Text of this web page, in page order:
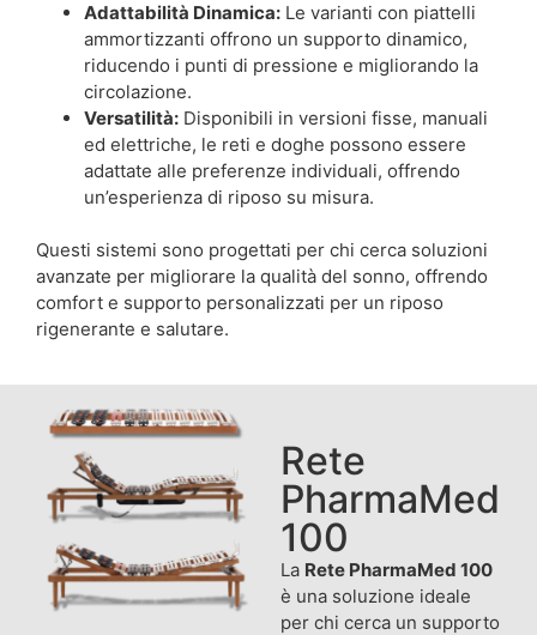
Adattabilità Dinamica: Le varianti con piattelli
ammortizzanti offrono un supporto dinamico,
riducendo i punti di pressione e migliorando la
circolazione.
Versatilità: Disponibili in versioni fisse, manuali
ed elettriche, le reti e doghe possono essere
adattate alle preferenze individuali, offrendo
un’esperienza di riposo su misura.
Questi sistemi sono progettati per chi cerca soluzioni
avanzate per migliorare la qualità del sonno, offrendo
comfort e supporto personalizzati per un riposo
rigenerante e salutare.
Rete
PharmaMed
100
La Rete PharmaMed 100
è una soluzione ideale
per chi cerca un supporto